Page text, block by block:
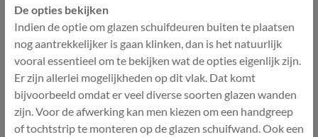
De opties bekijken
Indien de optie om glazen schuifdeuren buiten te plaatsen
nog aantrekkelijker is gaan klinken, dan is het natuurlijk
vooral essentieel om te bekijken wat de opties eigenlijk zijn.
Er zijn allerlei mogelijkheden op dit vlak. Dat komt
bijvoorbeeld omdat er veel diverse soorten glazen wanden
zijn. Voor de afwerking kan men kiezen om een handgreep
of tochtstrip te monteren op de glazen schuifwand. Ook een